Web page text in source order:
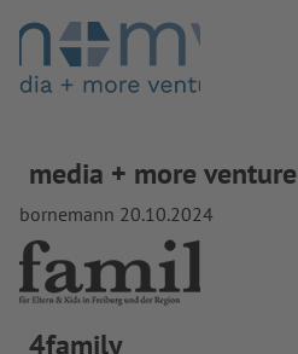
media + more venture
bornemann 20.10.2024
4family